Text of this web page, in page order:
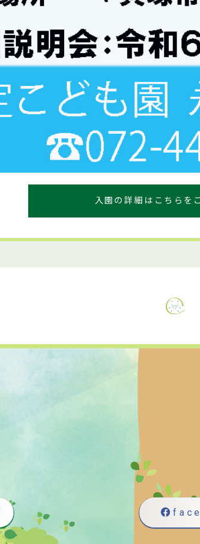
入園の詳細はこちらを